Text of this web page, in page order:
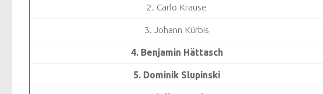
2. Carlo Krause
3. Johann Kürbis
4. Benjamin Hättasch
5. Dominik Slupinski